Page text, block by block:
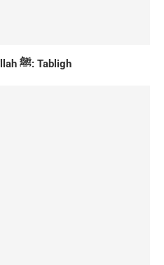
Sifat Rasulullah ﷺ: Tabligh